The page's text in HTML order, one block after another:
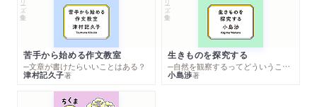
苦手から始める作文教室
─文章が書けたらいいことはある？
津村記久子著
生きものを探究する
─自然を観察するってどういうこと？
小島渉著